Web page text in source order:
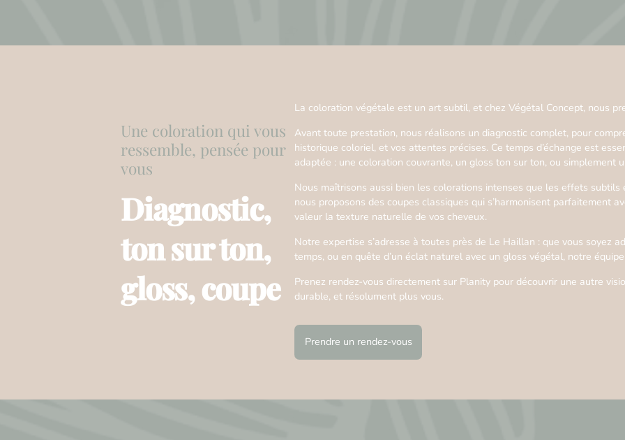
Une coloration qui vous
ressemble, pensée pour
vous
Diagnostic,
ton sur ton,
gloss, coupe
La coloration végétale est un art subtil, et chez Végétal Concept, nous
Avant toute prestation, nous réalisons un diagnostic complet, pour
historique coloriel, et vos attentes précises. Ce temps d’échange est
adaptée : une coloration couvrante, un gloss ton sur ton, ou simplement
Nous maîtrisons aussi bien les colorations intenses que les effets
nous proposons des coupes classiques qui s’harmonisent parfaitement
valeur la texture naturelle de vos cheveux.
Notre expertise s’adresse à toutes près de Le Haillan : que vous soyez
temps, ou en quête d’un éclat naturel avec un gloss végétal, notre
Prenez rendez-vous directement sur Planity pour découvrir une autre
durable, et résolument plus vous.
Prendre un rendez-vous